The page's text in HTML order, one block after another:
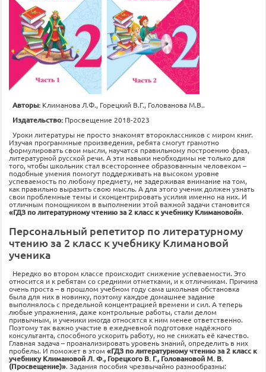
Авторы: Климанова Л.Ф., Горецкий В.Г., Голованова М.В..
Издательство: Просвещение 2018-2023
Уроки литературы не просто знакомят второклассников с миром книг.
Изучая программные произведения, ребята смогут грамотно
формулировать свои мысли, научатся правильному построению фраз,
литературной русской речи. А эти навыки необходимы не только для
того, чтобы школьник стал всестороннее образованным человеком –
подобные умения помогут поддерживать на высоком уровне
успеваемость по любому предмету, не задерживая внимание на том,
как правильно выразить свою мысль. А для этого ученик должен узнать
свои проблемные темы и сконцентрировать усилия именно на них. И
отличным помощником в выполнении этой важной задачи становится
«ГДЗ по литературному чтению за 2 класс к учебнику Климановой».
Персональный репетитор по литературному
чтению за 2 класс к учебнику Климановой
ученика
Нередко во втором классе происходит снижение успеваемости. Это
относится и к ребятам со средними отметками, и к отличникам. Причина
очень проста – в прошлом учебном году сама школьная обстановка
была для них в новинку, поэтому каждое домашнее задание
выполнялось с предельной концентрацией времени и сил. А теперь
любые упражнения, даже контрольные работы, стали делом
привычным, и ученики иногда относятся к ним менее ответственно.
Поэтому так важно участие в ежедневной подготовке надёжного
консультанта, способного ускорить работу, но не снижать её качество.
Главная задача – проанализировать уровень знаний, определить в них
пробелы. И поможет в этом «ГДЗ по литературному чтению за 2 класс к
учебнику Климановой Л. Ф., Горецкого В. Г., Головановой М. В.
(Просвещение)». Задания пособия чрезвычайно разнообразны: